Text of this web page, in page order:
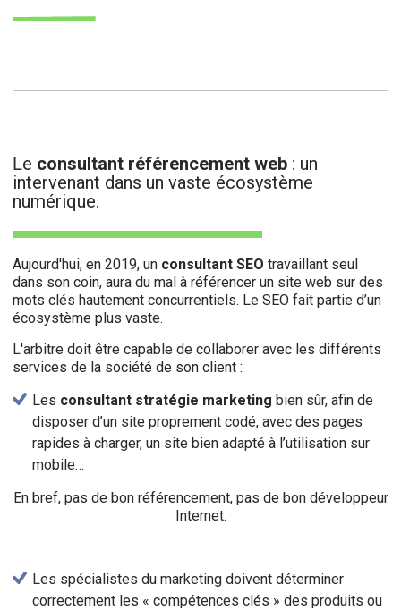
Le consultant référencement web : un
intervenant dans un vaste écosystème
numérique.
Aujourd'hui, en 2019, un consultant SEOtravaillant seul
dans son coin, aura du mal à référencer un site web sur des
mots clés hautement concurrentiels. Le SEO fait partie d’un
écosystème plus vaste.
L'arbitre doit être capable de collaborer avec les différents
services de la société de son client :
Les consultant stratégie marketing bien sûr, afin de
disposer d’un site proprement codé, avec des pages
rapides à charger, un site bien adapté à l’utilisation sur
mobile…
En bref, pas de bon référencement, pas de bon développeur
Internet.
Les spécialistes du marketing doivent déterminer
correctement les « compétences clés » des produits ou